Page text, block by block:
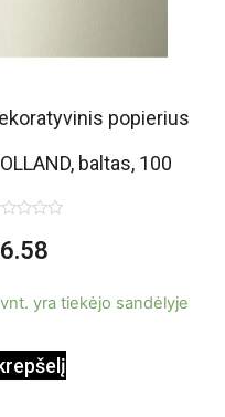
popierius
baltas, 100
A4, 50 lapų
6.58
yra tiekėjo sandėlyje